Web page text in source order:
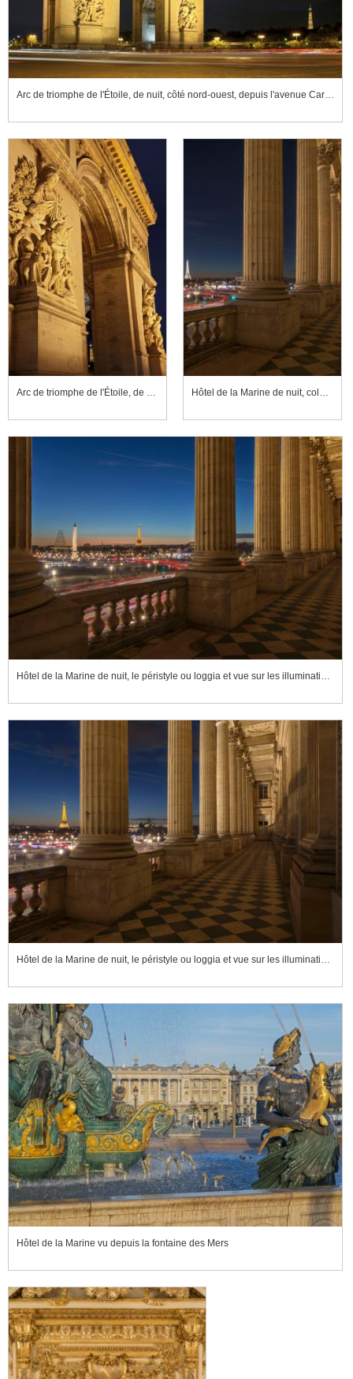
Arc de triomphe de l'Étoile, de nuit, côté nord-ouest, depuis l'avenue Carnot
Arc de triomphe de l'Étoile, de nuit, hauts-reliefs de la façade ouest et tour Eiffel se détachant entre les piédroits Hôtel de la Marine de nuit, colonnes du péristyle ou loggia et vue sur les illuminations de Paris
Hôtel de la Marine de nuit, le péristyle ou loggia et vue sur les illuminations de Paris
Hôtel de la Marine de nuit, le péristyle ou loggia et vue sur les illuminations de Paris
Hôtel de la Marine vu depuis la fontaine des Mers